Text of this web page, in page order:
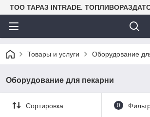
TOO ТАРАЗ INTRADE.
Товары и услуги Оборудование
Оборудование для пекарни
Сортировка 0